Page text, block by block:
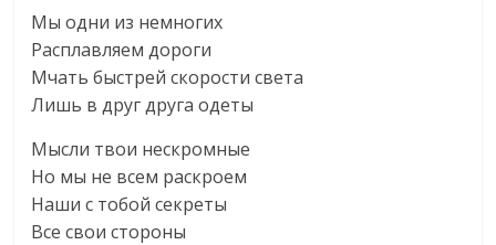
Мы одни из немногих
Расплавляем дороги
Мчать быстрей скорости света
Лишь в друг друга одеты
Мысли твои нескромные
Но мы не всем раскроем
Наши с тобой секреты
Все свои стороны